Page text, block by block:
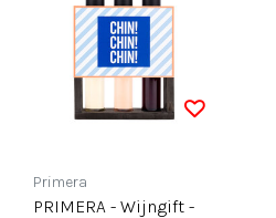
Primera
PRIMERA - Wijngift -